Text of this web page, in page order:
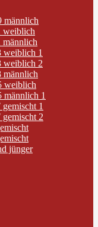
männlich
weiblich
männlich
weiblich 1
weiblich 2
männlich
weiblich
männlich 1
1
2
jünger